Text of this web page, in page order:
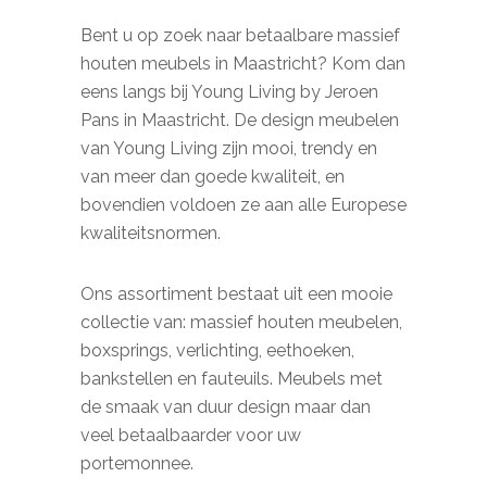
Bent u op zoek naar betaalbare massief
houten meubels in Maastricht? Kom dan
eens langs bij Young Living by Jeroen
Pans in Maastricht. De design meubelen
van Young Living zijn mooi, trendy en
van meer dan goede kwaliteit, en
bovendien voldoen ze aan alle Europese
kwaliteitsnormen.
Ons assortiment bestaat uit een mooie
collectie van: massief houten meubelen,
boxsprings, verlichting, eethoeken,
bankstellen en fauteuils. Meubels met
de smaak van duur design maar dan
veel betaalbaarder voor uw
portemonnee.